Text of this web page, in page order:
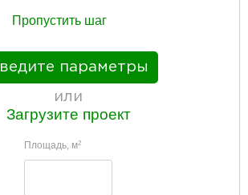
Пропустить шаг
параметры
или
Загрузите проект
Площадь, м2